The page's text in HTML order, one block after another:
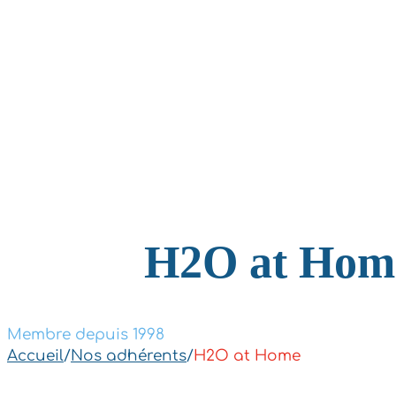
H2O at
Membre depuis 1998
Accueil/Nos adhérents/H2O at Home